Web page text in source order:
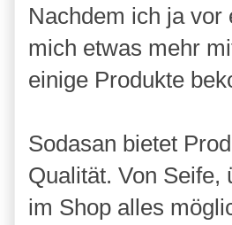
Nachdem ich ja vor
mich etwas mehr
einige Produkte
Sodasan bietet
Qualität. Von
im Shop alles